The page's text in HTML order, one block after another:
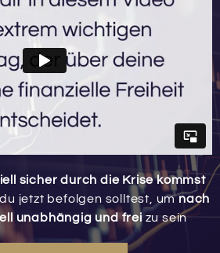
sicher durch die Krise kommst
jetzt befolgen solltest, umnach
unabhängig und freizu sein